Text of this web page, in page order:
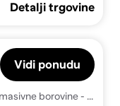
Detalji trgovine
Zidno uzglavlje bijelo 96x3x63 cm od masivne borovine - Bijela 96 x 63 cm 1
Vidi ponudu